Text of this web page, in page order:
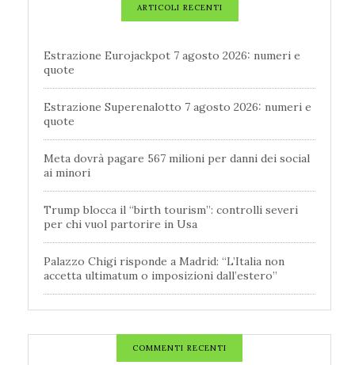
ARTICOLI RECENTI
Estrazione Eurojackpot 7 agosto 2026: numeri e
quote
Estrazione Superenalotto 7 agosto 2026: numeri e
quote
Meta dovrà pagare 567 milioni per danni dei social
ai minori
Trump blocca il “birth tourism”: controlli severi
per chi vuol partorire in Usa
Palazzo Chigi risponde a Madrid: “L’Italia non
accetta ultimatum o imposizioni dall’estero”
COMMENTI RECENTI